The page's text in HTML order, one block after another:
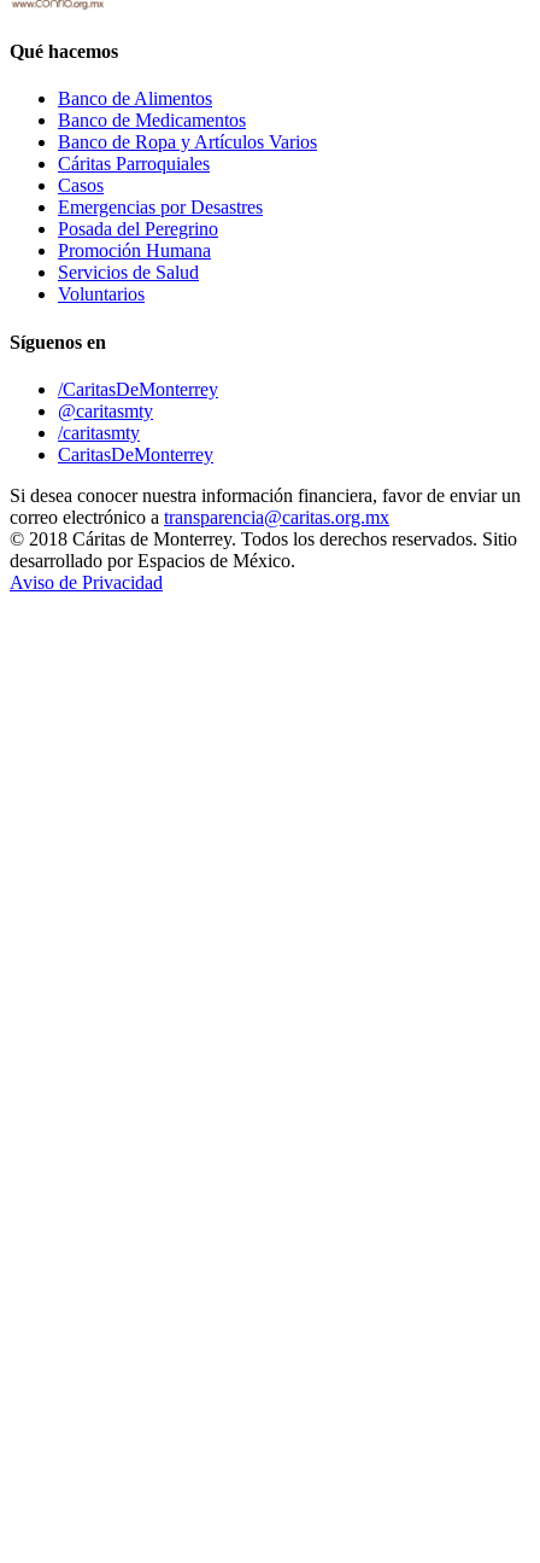
Qué hacemos
Banco de Alimentos
Banco de Medicamentos
Banco de Ropa y Artículos Varios
Cáritas Parroquiales
Casos
Emergencias por Desastres
Posada del Peregrino
Promoción Humana
Servicios de Salud
Voluntarios
Síguenos en
/CaritasDeMonterrey
@caritasmty
/caritasmty
CaritasDeMonterrey
Si desea conocer nuestra información financiera, favor de enviar un
correo electrónico a transparencia@caritas.org.mx
© 2018 Cáritas de Monterrey. Todos los derechos reservados. Sitio
desarrollado por Espacios de México.
Aviso de Privacidad